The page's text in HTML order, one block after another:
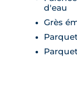
confort et
livrés prêts à
la salle de bain
rangement
pièces de
dans les
lisse laisse
d'eau
Grès